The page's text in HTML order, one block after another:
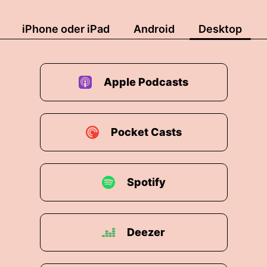
war Quatsch.
Deutschland ist Spiel zweimal
Frauen Das Meisterinnen-Duell, da gibt es
und ab sechstens nur dreißig ist Einlass.
ein tolles Fußballspiel sehen wollt wie wir den
iPhone oder iPad Android Desktop
Apple Podcasts
Pocket Casts
Spotify
Deezer